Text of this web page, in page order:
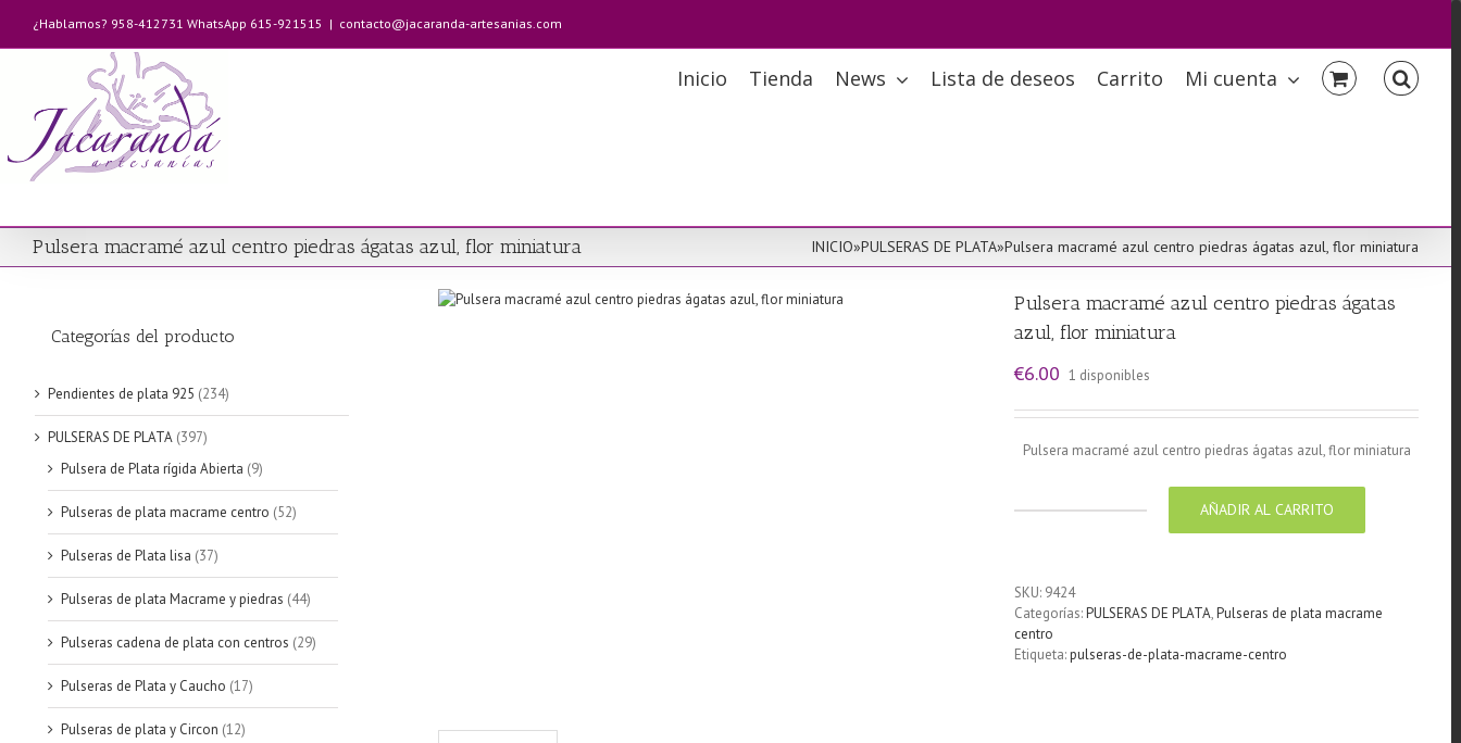
contenido
¿Hablamos? 958-412731 WhatsApp 615-921515 | contacto@jacaranda-artesanias.com
Inicio Tienda News Lista de deseos Carrito Mi cuenta
Pulsera macramé azul centro piedras ágatas azul, flor miniatura INICIO»PULSERAS DE PLATA»Pulsera macramé azul centro piedras ágatas azul, flor miniatura
Pulsera macramé azul centro piedras ágatas
azul, flor miniatura
€6.00 1 disponibles
Pulsera macramé azul centro piedras ágatas azul, flor miniatura
ágatas
flor
AÑADIR AL CARRITO
SKU: 9424
Categorías:PULSERAS DE PLATA,Pulseras de plata macrame
centro
Etiqueta:pulseras-de-plata-macrame-centro
Categorías del producto
Pendientes de plata 925 (234)
PULSERAS DE PLATA (397)
Pulsera de Plata rígida Abierta (9)
Pulseras de plata macrame centro (52)
Pulseras de Plata lisa (37)
Pulseras de plata Macrame y piedras (44)
Pulseras cadena de plata con centros (29)
Pulseras de Plata y Caucho (17)
Pulseras de plata y Circon (12)